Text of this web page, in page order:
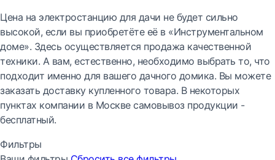
Цена на электростанцию для дачи не будет сильно
высокой, если вы приобретёте её в «Инструментальном
доме». Здесь осуществляется продажа качественной
техники. А вам, естественно, необходимо выбрать то, что
подходит именно для вашего дачного домика. Вы можете
заказать доставку купленного товара. В некоторых
пунктах компании в Москве самовывоз продукции -
бесплатный.
Фильтры